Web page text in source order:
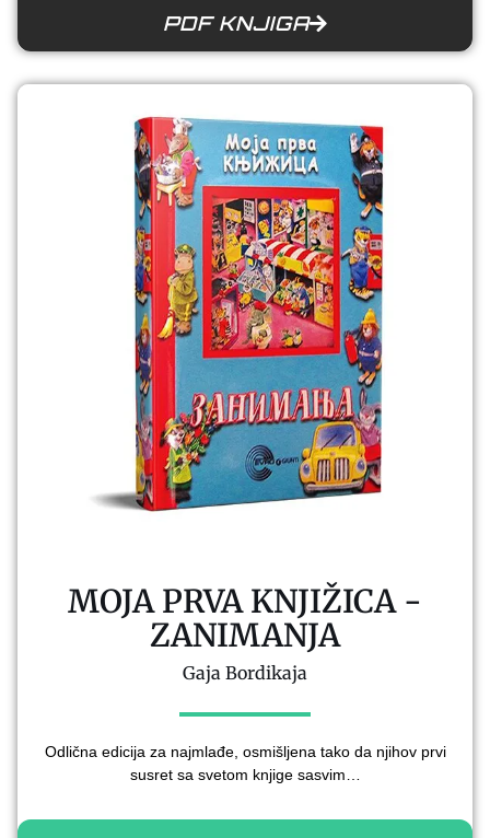
PDF KNJIGA
MOJA PRVA KNJIŽICA -
ZANIMANJA
Gaja Bordikaja
Odlična edicija za najmlađe, osmišljena tako da njihov prvi
susret sa svetom knjige sasvim…